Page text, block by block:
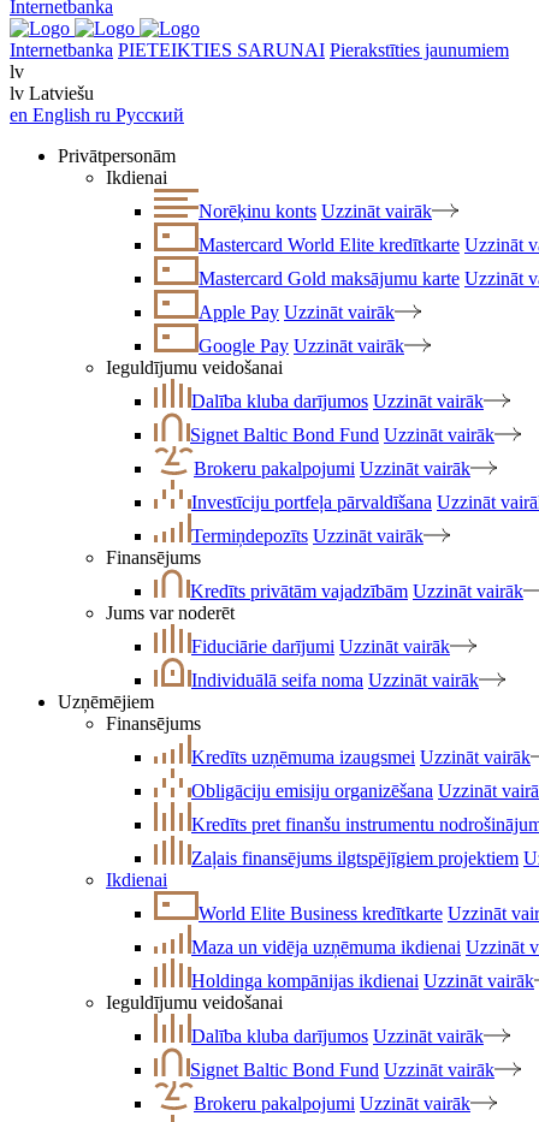
Internetbanka
Internetbanka PIETEIKTIES SARUNAI Pierakstīties jaunumiem
lv
lv Latviešu
en English ru Русский
Privātpersonām
Ikdienai
Norēķinu konts Uzzināt vairāk
Mastercard World Elite kredītkarte Uzzināt
Mastercard Gold maksājumu karte Uzzināt
Apple Pay Uzzināt vairāk
Google Pay Uzzināt vairāk
Ieguldījumu veidošanai
Dalība kluba darījumos Uzzināt vairāk
Signet Baltic Bond Fund Uzzināt vairāk
Brokeru pakalpojumi Uzzināt vairāk
Investīciju portfeļa pārvaldīšana Uzzināt
Termiņdepozīts Uzzināt vairāk
Finansējums
Kredīts privātām vajadzībām Uzzināt vairāk
Jums var noderēt
Fiduciārie darījumi Uzzināt vairāk
Individuālā seifa noma Uzzināt vairāk
Uzņēmējiem
Finansējums
Kredīts uzņēmuma izaugsmei Uzzināt vairāk
Obligāciju emisiju organizēšana Uzzināt
Kredīts pret finanšu instrumentu
Zaļais finansējums ilgtspējīgiem projektiem
Ikdienai
World Elite Business kredītkarte Uzzināt
Maza un vidēja uzņēmuma ikdienai Uzzināt
Holdinga kompānijas ikdienai Uzzināt vairāk
Ieguldījumu veidošanai
Dalība kluba darījumos Uzzināt vairāk
Signet Baltic Bond Fund Uzzināt vairāk
Brokeru pakalpojumi Uzzināt vairāk